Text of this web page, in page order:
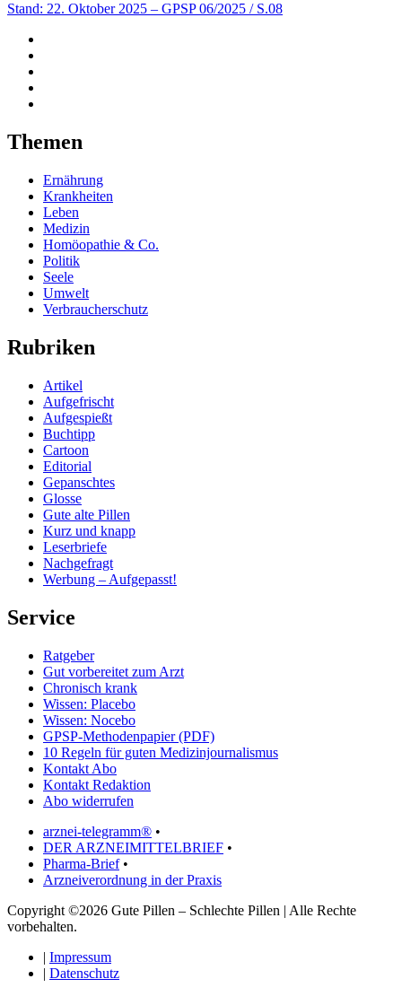
Stand: 22. Oktober 2025 – GPSP 06/2025 / S.08
Themen
Ernährung
Krankheiten
Leben
Medizin
Homöopathie & Co.
Politik
Seele
Umwelt
Verbraucherschutz
Rubriken
Artikel
Aufgefrischt
Aufgespießt
Buchtipp
Cartoon
Editorial
Gepanschtes
Glosse
Gute alte Pillen
Kurz und knapp
Leserbriefe
Nachgefragt
Werbung – Aufgepasst!
Service
Ratgeber
Gut vorbereitet zum Arzt
Chronisch krank
Wissen: Placebo
Wissen: Nocebo
GPSP-Methodenpapier (PDF)
10 Regeln für guten Medizinjournalismus
Kontakt Abo
Kontakt Redaktion
Abo widerrufen
arznei-telegramm® •
DER ARZNEIMITTELBRIEF •
Pharma-Brief•
Arzneiverordnung in der Praxis
Copyright ©2026 Gute Pillen – Schlechte Pillen | Alle Rechte
vorbehalten.
| Impressum
| Datenschutz